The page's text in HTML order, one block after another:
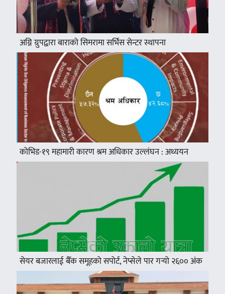
अग्नि ग्रुपद्वारा बाराको सिमरामा सर्भिस सेन्टर स्थापना
कोभिड-१९ महामारी कारण श्रम अधिकार उल्लंघन : अध्ययन
सेयर बजारलाई बैँक समूहको सपोर्ट, नेप्सेले पार गर्‍यो २६०० अंक